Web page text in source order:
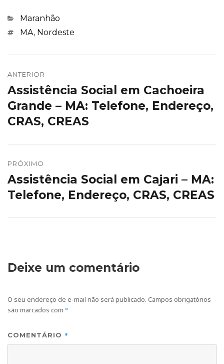
Categorias
Maranhão
Marcações
MA, Nordeste
de
Post
ANTERIOR
Post
anterior:
Assistência Social em Cachoeira
Grande – MA: Telefone, Endereço,
CRAS, CREAS
PRÓXIMO
Próximo
post:
Assistência Social em Cajari – MA:
Telefone, Endereço, CRAS, CREAS
Deixe um comentário
O seu endereço de e-mail não será publicado. Campos obrigatórios
são marcados com *
COMENTÁRIO *